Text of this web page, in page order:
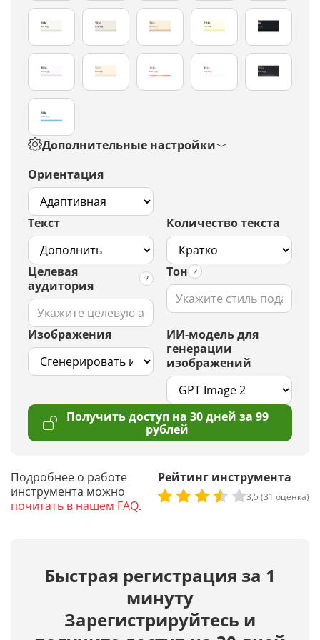
Дополнительные настройки
Ориентация
Текст Количество текста
Целевая
аудитория
Тон
Изображения
ИИ-модель для
генерации
изображений
Получить доступ на 30 дней за 99
рублей
Подробнее о работе
инструмента можно
почитать в нашем FAQ.
Рейтинг инструмента
3,5 (31 оценка)
Быстрая регистрация за 1
минуту
Зарегистрируйтесь и